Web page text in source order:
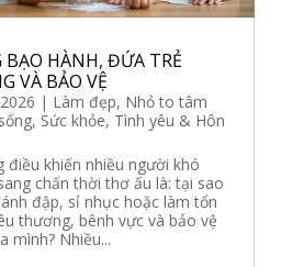
BẠO HÀNH, ĐỨA TRẺ
VÀ BẢO VỆ
| Làm đẹp, Nhỏ to tâm
, Sức khỏe, Tình yêu & Hôn
điều khiến nhiều người khó
chấn thời thơ ấu là: tại sao
đập, sỉ nhục hoặc làm tổn
thương, bênh vực và bảo vệ
mình? Nhiều...